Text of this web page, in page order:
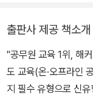
출제되는 유형에 대하
출판사 제공 책소개
"공무원 교육 1위, 해커스공무원" 한경비즈니
도 교육(온·오프라인 공무원학원) 1위 최
지 필수 유형으로 신유형 논리 집중